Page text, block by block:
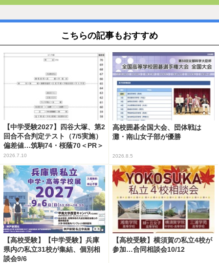
こちらの記事もおすすめ
【中学受験2027】四谷大塚、第2
回合不合判定テスト（7/5実施）
偏差値…筑駒74・桜蔭70＜PR＞
2026.7.10
高校囲碁全国大会、団体戦は
灘・南山女子部が優勝
2026.8.5
【高校受験】【中学受験】兵庫
県内の私立31校が集結、個別相
談会9/6
【高校受験】横須賀の私立4校が
参加…合同相談会10/12